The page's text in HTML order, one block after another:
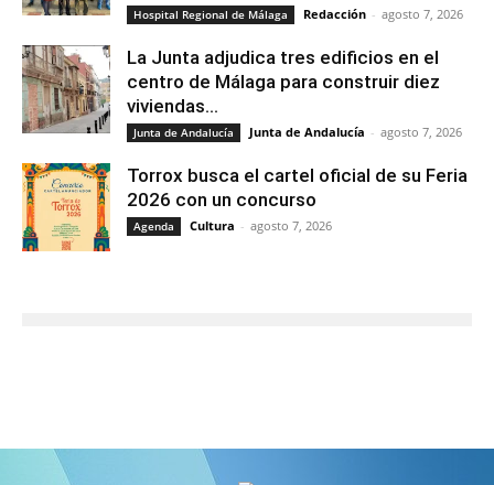
Hospital Regional de Málaga Redacción - agosto 7, 2026
La Junta adjudica tres edificios en el
centro de Málaga para construir diez
viviendas...
Junta de Andalucía Junta de Andalucía - agosto 7, 2026
Torrox busca el cartel oficial de su Feria
2026 con un concurso
Agenda Cultura - agosto 7, 2026